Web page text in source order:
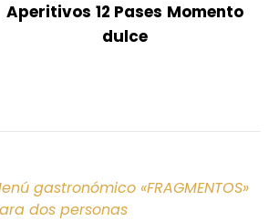
Aperitivos 12 Pases Momento
dulce
gastronómico «FRAGMENTOS»
dos personas